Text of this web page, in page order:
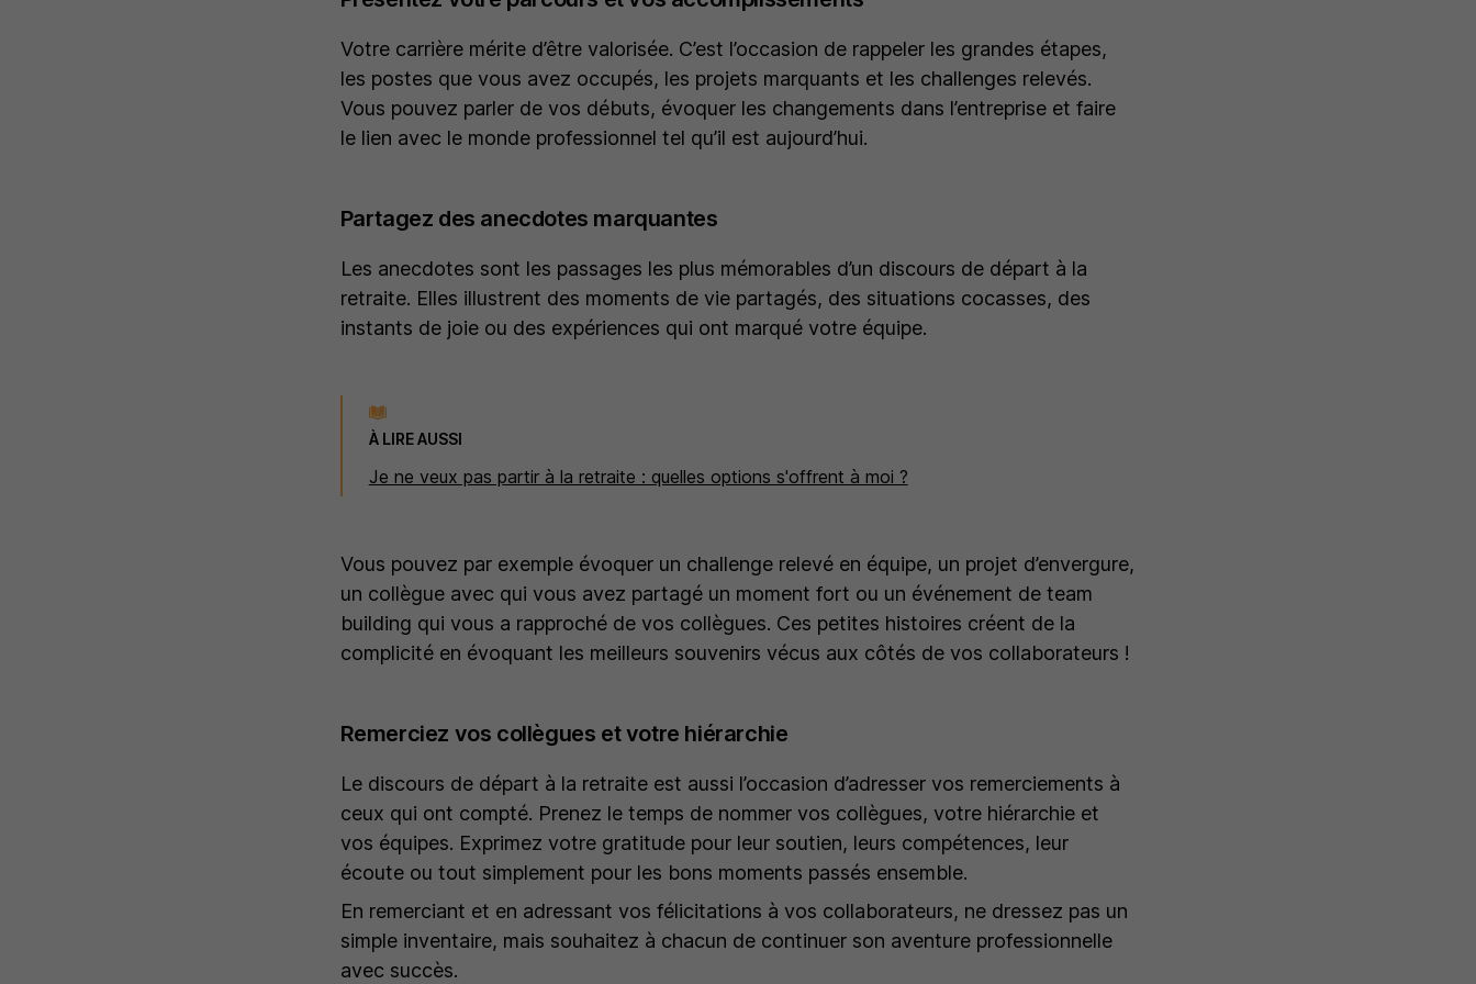
Votre carrière mérite d’être valorisée. C’est l’occasion de rappeler les grandes étapes,
les postes que vous avez occupés, les projets marquants et les challenges relevés.
Vous pouvez parler de vos débuts, évoquer les changements dans l’entreprise et faire
le lien avec le monde professionnel tel qu’il est aujourd’hui.
Partagez des anecdotes marquantes
Les anecdotes sont les passages les plus mémorables d’un discours de départ à la
retraite. Elles illustrent des moments de vie partagés, des situations cocasses, des
instants de joie ou des expériences qui ont marqué votre équipe.
À LIRE AUSSI
Je ne veux pas partir à la retraite : quelles options s'offrent à moi ?
Vous pouvez par exemple évoquer un challenge relevé en équipe, un projet d’envergure,
un collègue avec qui vous avez partagé un moment fort ou un événement de team
building qui vous a rapproché de vos collègues. Ces petites histoires créent de la
complicité en évoquant les meilleurs souvenirs vécus aux côtés de vos collaborateurs !
Remerciez vos collègues et votre hiérarchie
Le discours de départ à la retraite est aussi l’occasion d’adresser vos remerciements à
ceux qui ont compté. Prenez le temps de nommer vos collègues, votre hiérarchie et
vos équipes. Exprimez votre gratitude pour leur soutien, leurs compétences, leur
écoute ou tout simplement pour les bons moments passés ensemble.
En remerciant et en adressant vos félicitations à vos collaborateurs, ne dressez pas un
simple inventaire, mais souhaitez à chacun de continuer son aventure professionnelle
avec succès.